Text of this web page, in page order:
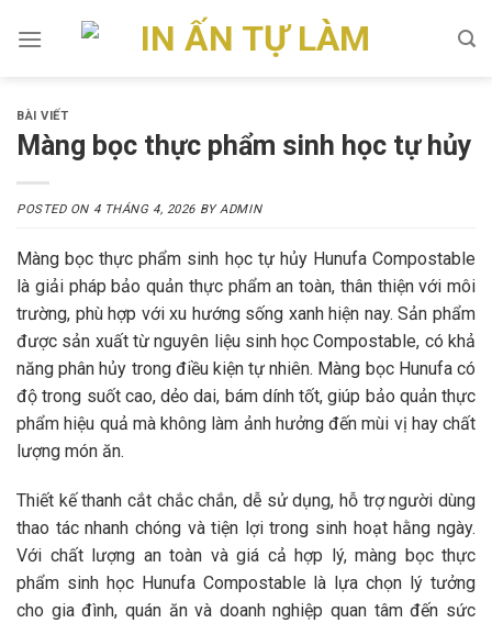
BÀI VIẾT
Màng bọc thực phẩm sinh học tự hủy
POSTED ON 4 THÁNG 4, 2026 BY ADMIN
Màng bọc thực phẩm sinh học tự hủy Hunufa Compostable
là giải pháp bảo quản thực phẩm an toàn, thân thiện với môi
trường, phù hợp với xu hướng sống xanh hiện nay. Sản phẩm
được sản xuất từ nguyên liệu sinh học Compostable, có khả
năng phân hủy trong điều kiện tự nhiên. Màng bọc Hunufa có
độ trong suốt cao, dẻo dai, bám dính tốt, giúp bảo quản thực
phẩm hiệu quả mà không làm ảnh hưởng đến mùi vị hay chất
lượng món ăn.
Thiết kế thanh cắt chắc chắn, dễ sử dụng, hỗ trợ người dùng
thao tác nhanh chóng và tiện lợi trong sinh hoạt hằng ngày.
Với chất lượng an toàn và giá cả hợp lý, màng bọc thực
phẩm sinh học Hunufa Compostable là lựa chọn lý tưởng
cho gia đình, quán ăn và doanh nghiệp quan tâm đến sức